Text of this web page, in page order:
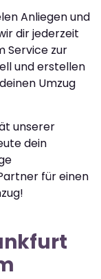
Anliegen und
dir jederzeit
Service zur
und erstellen
Umzug
unserer
dein
für einen